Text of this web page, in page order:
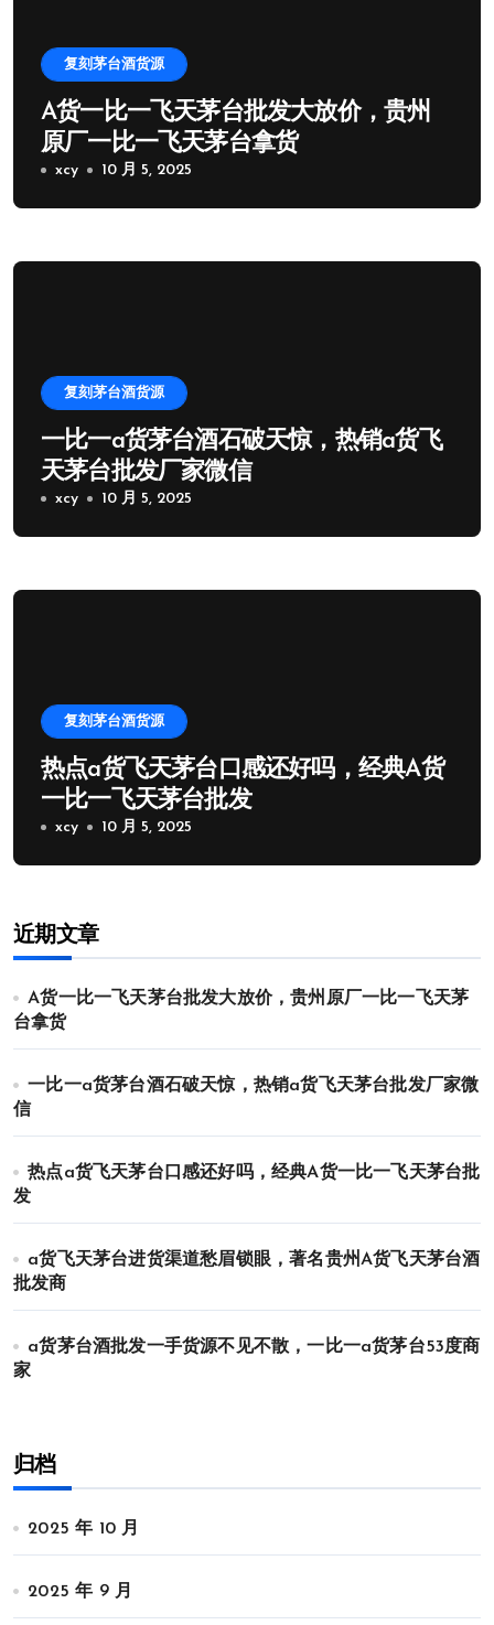
复刻茅台酒货源
A货一比一飞天茅台批发大放价，贵州
原厂一比一飞天茅台拿货
xcy 10 月 5, 2025
复刻茅台酒货源
一比一a货茅台酒石破天惊，热销a货飞
天茅台批发厂家微信
xcy 10 月 5, 2025
复刻茅台酒货源
热点a货飞天茅台口感还好吗，经典A货
一比一飞天茅台批发
xcy 10 月 5, 2025
近期文章
A货一比一飞天茅台批发大放价，贵州原厂一比一飞天茅
台拿货
一比一a货茅台酒石破天惊，热销a货飞天茅台批发厂家微
信
热点a货飞天茅台口感还好吗，经典A货一比一飞天茅台批
发
a货飞天茅台进货渠道愁眉锁眼，著名贵州A货飞天茅台酒
批发商
a货茅台酒批发一手货源不见不散，一比一a货茅台53度商
家
归档
2025 年 10 月
2025 年 9 月